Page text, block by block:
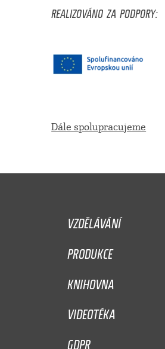
REALIZOVÁNO ZA PODPORY:
Dále spolupracujeme
VZDĚLÁVÁNÍ
PRODUKCE
KNIHOVNA
VIDEOTÉKA
GDPR